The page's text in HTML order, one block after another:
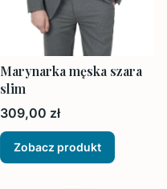
Marynarka męska szara
slim
Cena
309,00 zł
Zobacz produkt